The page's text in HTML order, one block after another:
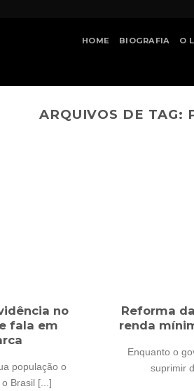
HOME BIOGRAFIA O
ARQUIVOS DE TAG:
no
fala em
população o
Brasil [...]
Reforma
renda
Enquanto o
suprimir